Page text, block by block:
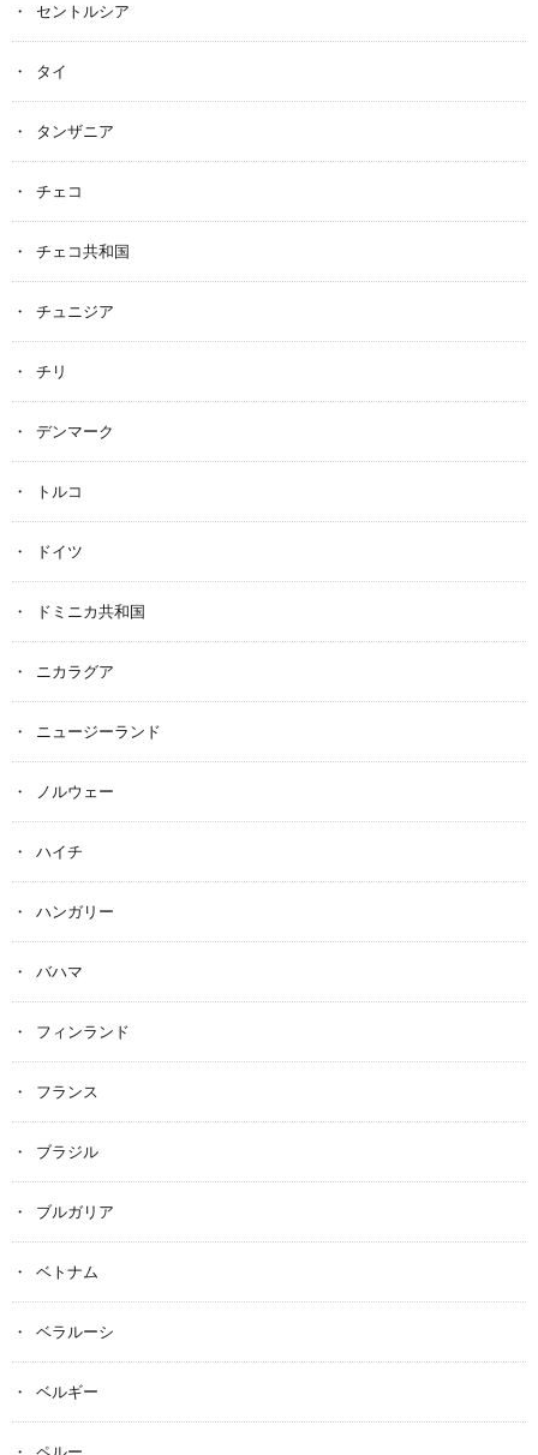
セントルシア
タイ
タンザニア
チェコ
チェコ共和国
チュニジア
チリ
デンマーク
トルコ
ドイツ
ドミニカ共和国
ニカラグア
ニュージーランド
ノルウェー
ハイチ
ハンガリー
バハマ
フィンランド
フランス
ブラジル
ブルガリア
ベトナム
ベラルーシ
ベルギー